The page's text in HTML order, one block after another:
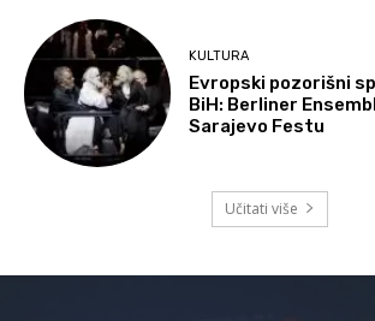
KULTURA
Evropski pozorišni
BiH: Berliner
Sarajevo Festu
Učitati više